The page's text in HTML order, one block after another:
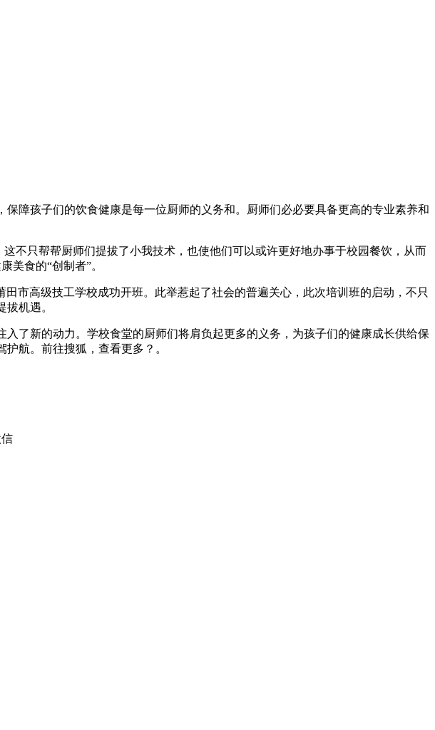
孩子们的饮食健康是每一位厨师的义务和。厨师们必必要具备更高的专业素养和
只帮帮厨师们提拔了小我技术，也使他们可以或许更好地办事于校园餐饮，从而
美食的“创制者”。
高级技工学校成功开班。此举惹起了社会的普遍关心，此次培训班的启动，不只
机遇。
了新的动力。学校食堂的厨师们将肩负起更多的义务，为孩子们的健康成长供给保
航。前往搜狐，查看更多？。